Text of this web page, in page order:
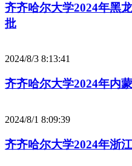
齐齐哈尔大学2024年黑
批
2024/8/3 8:13:41
齐齐哈尔大学2024年内
2024/8/1 8:09:39
齐齐哈尔大学2024年浙